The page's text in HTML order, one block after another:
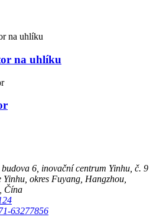
na uhlíku
6, inovační centrum Yinhu, č. 9
okres Fuyang, Hangzhou,
Čína
63277856